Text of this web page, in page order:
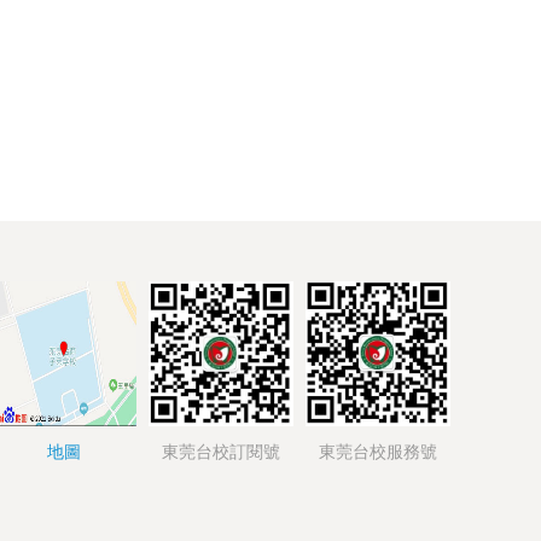
東莞台校服務號
東莞台校訂閱號
地圖